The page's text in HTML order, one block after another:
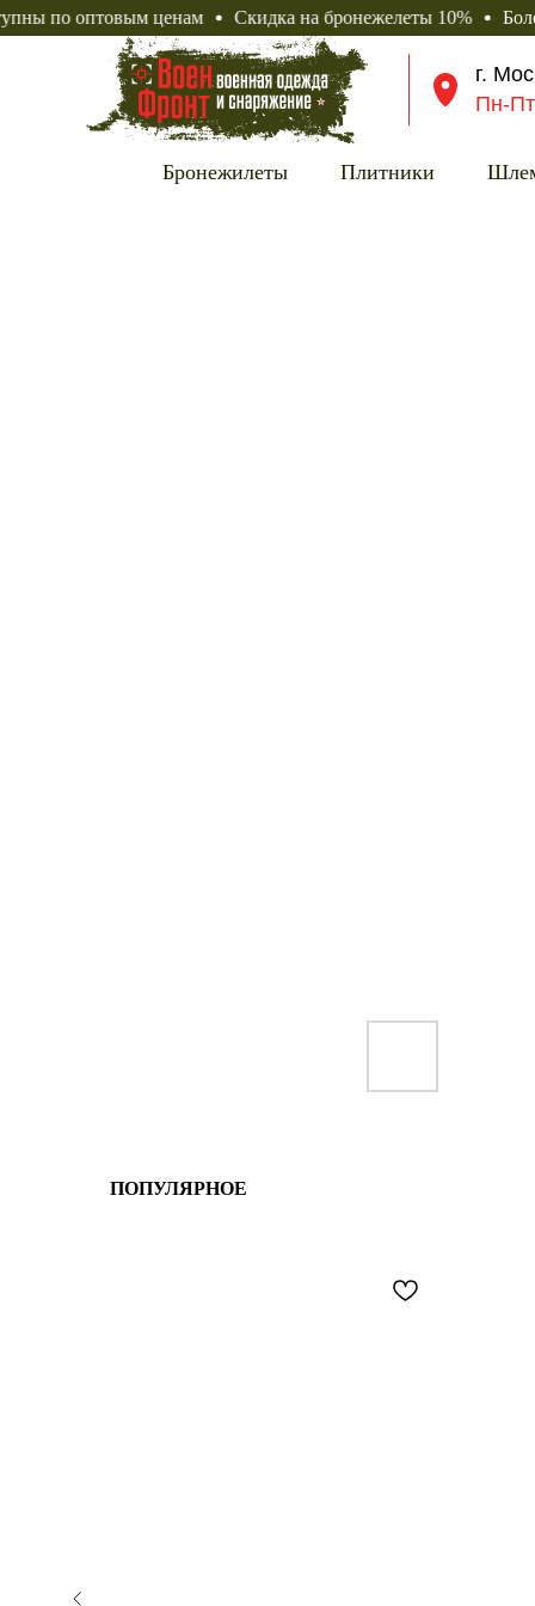
ценам Скидка на бронежелеты 10% Более 150
г.
Пн-Пт
Бронежилеты Плитники
ПОПУЛЯРНОЕ